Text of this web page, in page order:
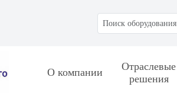
Поиск оборудования
О компании
Отраслевые
решения